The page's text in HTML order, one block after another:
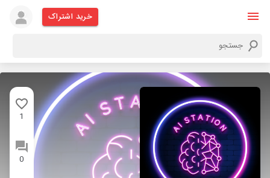
خرید اشتراک
1
0